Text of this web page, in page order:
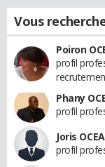
Vous
Poiron
profil
Phany
profil
Joris
profil